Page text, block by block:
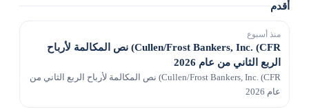
أقدم
منذ أسبوع
Cullen/Frost Bankers, Inc. (CFR) نص المكالمة لأرباح
الربع الثاني من عام 2026
Cullen/Frost Bankers, Inc. (CFR) نص المكالمة لأرباح الربع الثاني من
عام 2026